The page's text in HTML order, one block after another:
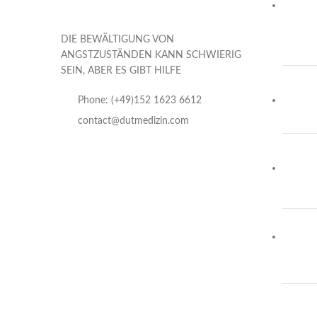
DIE BEWÄLTIGUNG VON
ANGSTZUSTÄNDEN KANN SCHWIERIG
SEIN, ABER ES GIBT HILFE
Phone: (+49)152 1623 6612
contact@dutmedizin.com